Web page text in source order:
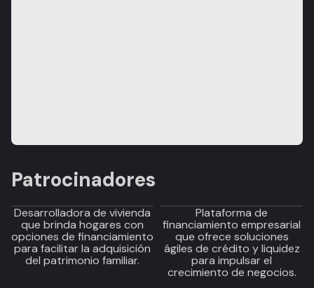
Patrocinadores
Desarrolladora de vivienda
que brinda hogares con
opciones de financiamiento
para facilitar la adquisición
del patrimonio familiar.
Plataforma de
financiamiento empresarial
que ofrece soluciones
ágiles de crédito y liquidez
para impulsar el
crecimiento de negocios.